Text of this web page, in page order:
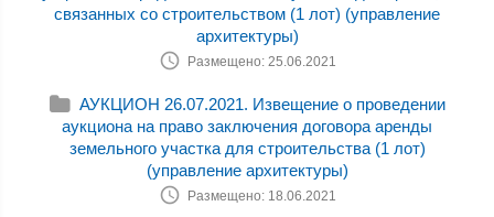
связанных со строительством (1 лот) (управление
архитектуры)
Размещено: 25.06.2021
АУКЦИОН 26.07.2021. Извещение о проведении
аукциона на право заключения договора аренды
земельного участка для строительства (1 лот)
(управление архитектуры)
Размещено: 18.06.2021